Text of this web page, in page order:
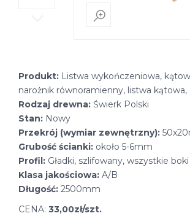
Produkt: Listwa wykończeniowa,
narożnik równoramienny, listwa kątowa,
Rodzaj drewna: Świerk Polski
Stan: Nowy
Przekrój (wymiar zewnętrzny):
Grubość ścianki: około 5-6mm
Profil: Gładki, szlifowany, wszystkie
Klasa jakościowa: A/B
Długość: 2500mm
CENA: 33,00zł/szt.